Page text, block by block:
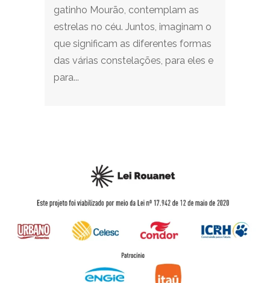
gatinho Mourão, contemplam as
estrelas no céu. Juntos, imaginam o
que significam as diferentes formas
das várias constelações, para eles e
para...